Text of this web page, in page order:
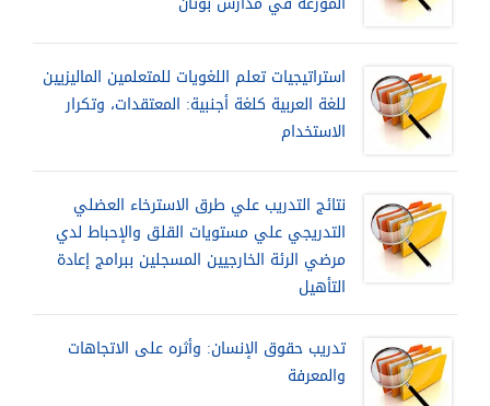
استراتيجيات تعلم اللغويات للمتعلمين الماليزيين
للغة العربية كلغة أجنبية: المعتقدات، وتكرار
الاستخدام
نتائج التدريب علي طرق الاسترخاء العضلي
التدريجي علي مستويات القلق والإحباط لدي
مرضي الرئة الخارجيين المسجلين ببرامج إعادة
التأهيل
تدريب حقوق الإنسان: وأثره على الاتجاهات
والمعرفة